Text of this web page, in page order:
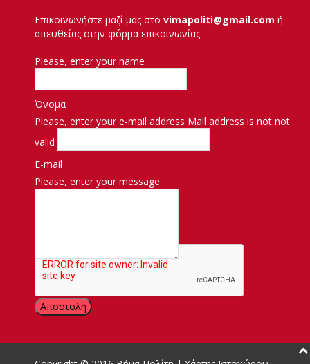
Επικοινωνήστε μαζί μας στο vimapoliti@gmail.com ή
απευθείας στην φόρμα επικοινωνίας
Please, enter your name
Όνομα
Please, enter your e-mail address Mail address is not not
valid
E-mail
Please, enter your message
Μήνυμα